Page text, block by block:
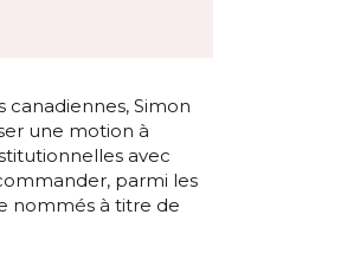
canadiennes, Simon
une motion à
avec
parmi les
nommés à titre de